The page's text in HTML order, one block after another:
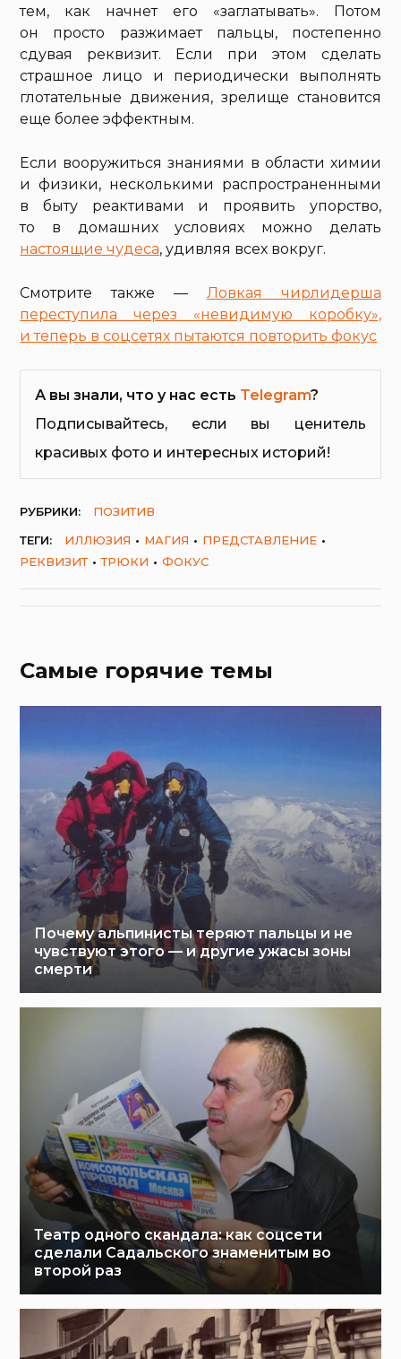
тем, как начнет его «заглатывать». Потом
он просто разжимает пальцы, постепенно
сдувая реквизит. Если при этом сделать
страшное лицо и периодически выполнять
глотательные движения, зрелище становится
еще более эффектным.
Если вооружиться знаниями в области химии
и физики, несколькими распространенными
в быту реактивами и проявить упорство,
то в домашних условиях можно делать
настоящие чудеса, удивляя всех вокруг.
Смотрите также — Ловкая чирлидерша
переступила через «невидимую коробку»,
и теперь в соцсетях пытаются повторить фокус
А вы знали, что у нас есть Telegram?
Подписывайтесь, если вы ценитель
красивых фото и интересных историй!
РУБРИКИ:
ПОЗИТИВ
ТЕГИ:
ИЛЛЮЗИЯ МАГИЯ
ПРЕДСТАВЛЕНИЕ
РЕКВИЗИТ
ТРЮКИ ФОКУС
Самые горячие темы
Почему альпинисты теряют пальцы и не
чувствуют этого — и другие ужасы зоны
смерти
Театр одного скандала: как соцсети
сделали Садальского знаменитым во
второй раз